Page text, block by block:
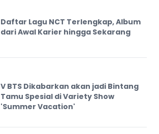
Daftar Lagu NCT Terlengkap, Album
dari Awal Karier hingga Sekarang
V BTS Dikabarkan akan jadi Bintang
Tamu Spesial di Variety Show
'Summer Vacation'